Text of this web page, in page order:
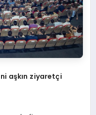
aşkın ziyaretçi